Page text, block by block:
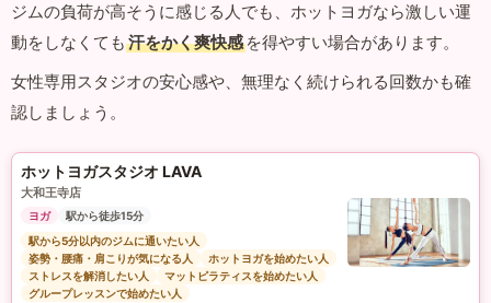
ジムの負荷が高そうに感じる人でも、ホットヨガなら激しい運
動をしなくても 汗をかく爽快感 を得やすい場合があります。
女性専用スタジオの安心感や、無理なく続けられる回数かも確
認しましょう。
ホットヨガスタジオ LAVA
大和王寺店
ヨガ
駅から徒歩15分
駅から5分以内のジムに通いたい人
姿勢・腰痛・肩こりが気になる人
ホットヨガを始めたい人
ストレスを解消したい人
マットピラティスを始めたい人
グループレッスンで始めたい人